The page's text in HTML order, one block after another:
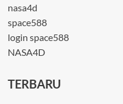
nasa4d
space588
login space588
NASA4D
TERBARU